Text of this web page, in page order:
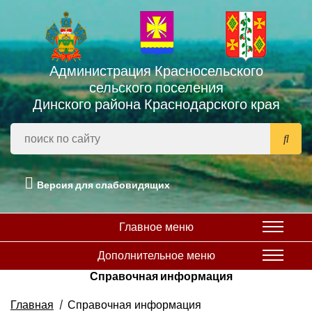
Администрация Красносельского
сельского поселения
Динского района Краснодарского края
Версия для слабовидящих
Главное меню
Дополнительное меню
Справочная информация
Главная
Справочная информация